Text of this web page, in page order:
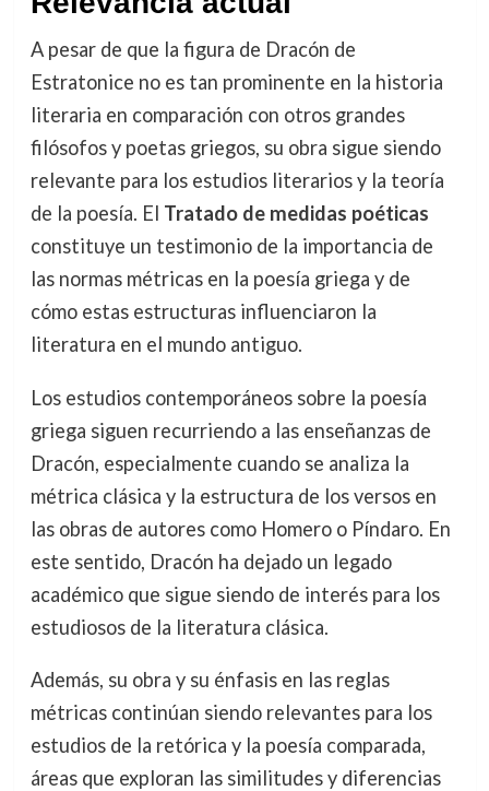
A pesar de que la figura de Dracón de
Estratonice no es tan prominente en la historia
literaria en comparación con otros grandes
filósofos y poetas griegos, su obra sigue siendo
relevante para los estudios literarios y la teoría
de la poesía. El Tratado de medidas poéticas
constituye un testimonio de la importancia de
las normas métricas en la poesía griega y de
cómo estas estructuras influenciaron la
literatura en el mundo antiguo.
Los estudios contemporáneos sobre la poesía
griega siguen recurriendo a las enseñanzas de
Dracón, especialmente cuando se analiza la
métrica clásica y la estructura de los versos en
las obras de autores como Homero o Píndaro. En
este sentido, Dracón ha dejado un legado
académico que sigue siendo de interés para los
estudiosos de la literatura clásica.
Además, su obra y su énfasis en las reglas
métricas continúan siendo relevantes para los
estudios de la retórica y la poesía comparada,
áreas que exploran las similitudes y diferencias